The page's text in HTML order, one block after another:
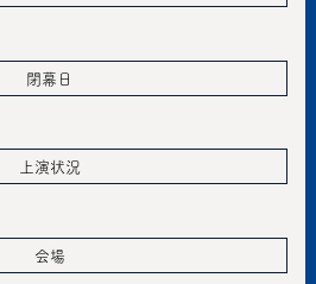
閉幕日
上演状況
会場